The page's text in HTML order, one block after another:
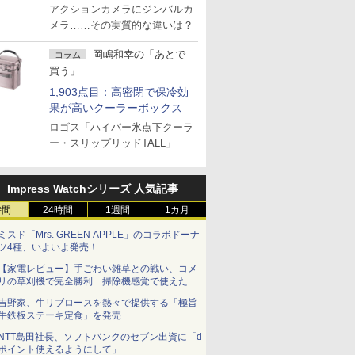
アクションカメラにジンバルカ
メラ……その実質的な違いは？
コラム
岡嶋和幸の「あとで
買う」
1,903点目：高密閉で保冷効
果が高いクーラーボックス
ロゴス「ハイパー氷点下クーラ
ー・スリップリッドTALL」
Impress Watchシリーズ 人気記事
24時間 1週間 1カ月
スド「Mrs. GREEN APPLE」のコラボドーナ
4種、いよいよ発売！
家電レビュー】手ごわい雑草との戦い、コメ
の草刈機で完全勝利 掃除機感覚で使えた
野家、牛リブロースを熱々で提供する「極旨
鉄板ステーキ定食」を発売
島田社長、ソフトバンクのセブン出資に「d
イント使えるようにして」